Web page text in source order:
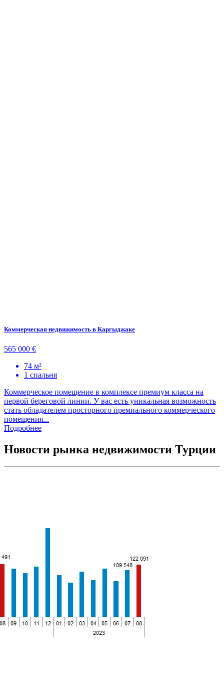
Коммерческая недвижимость в Каргыджаке
565 000 €
74 м²
1 спальня
Коммерческое помещение в комплексе премиум класса на
первой береговой линии. У вас есть уникальная возможность
стать обладателем просторного премиального коммерческого
помещения...
Подробнее
Новости рынка недвижимости Турции